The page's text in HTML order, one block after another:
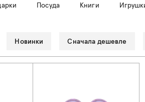
Посуда Книги
Новинки Сначала дешевле